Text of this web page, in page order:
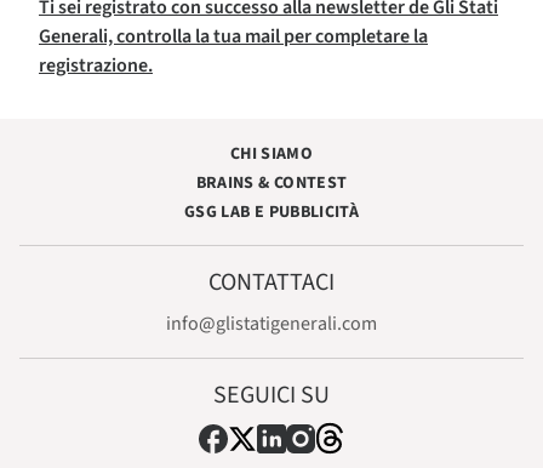
Ti sei registrato con successo alla newsletter de Gli Stati
Generali, controlla la tua mail per completare la
registrazione.
CHI SIAMO
BRAINS & CONTEST
GSG LAB E PUBBLICITÀ
CONTATTACI
info@glistatigenerali.com
SEGUICI SU